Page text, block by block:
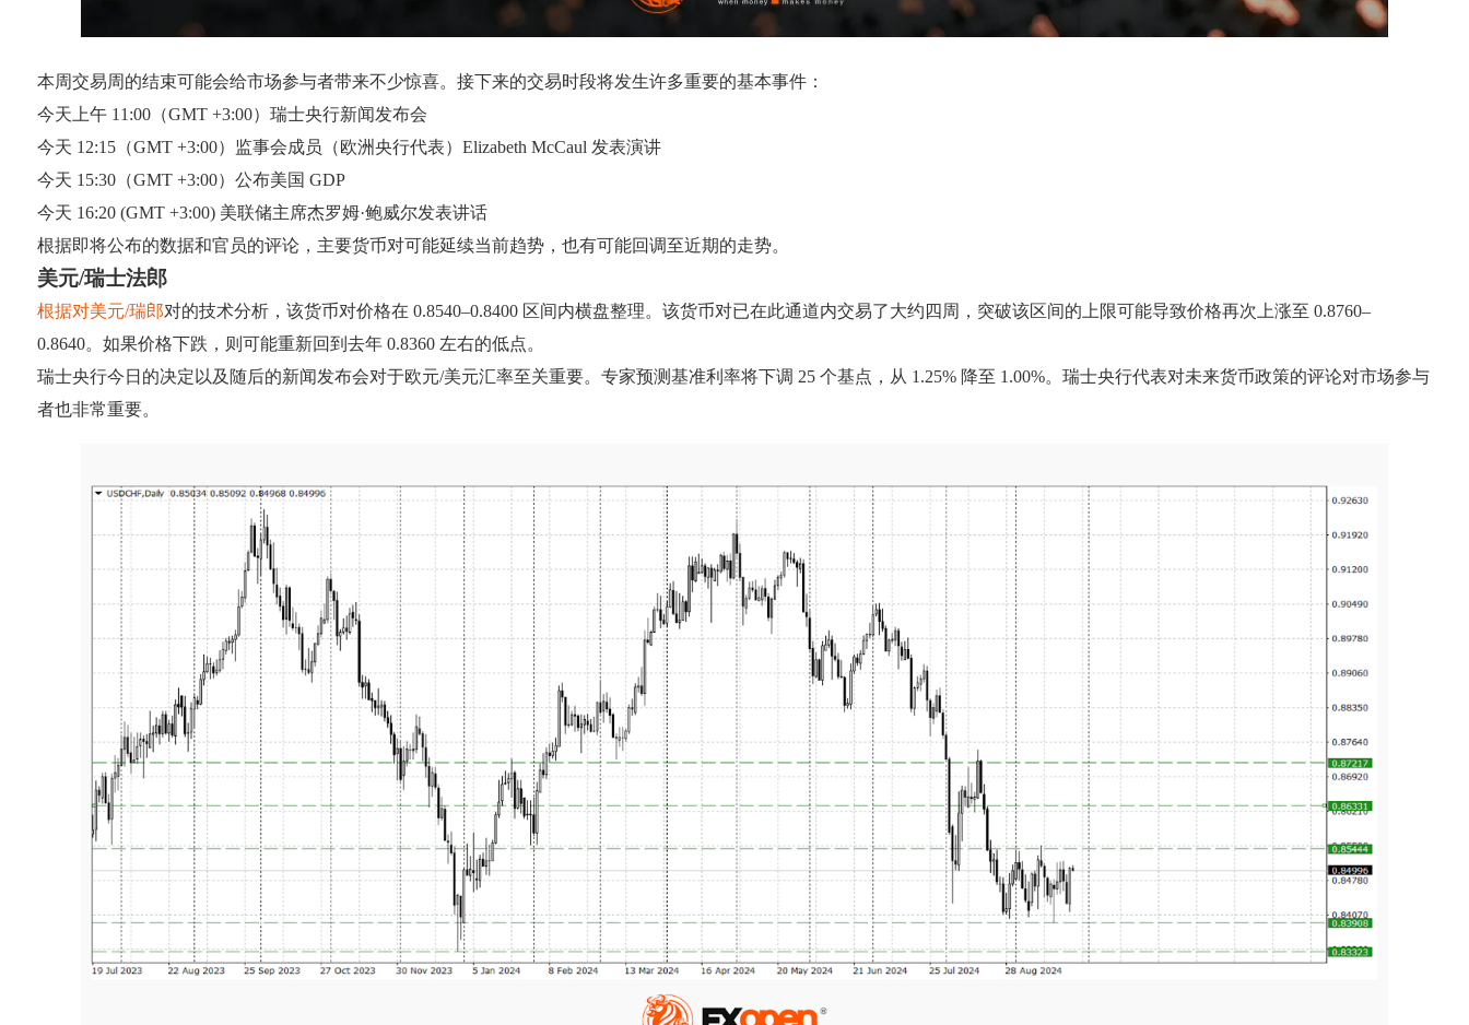
本周交易周的结束可能会给市场参与者带来不少惊喜。接下来的交易时段将发生许多重要的基本事件：
今天上午 11:00（GMT +3:00）瑞士央行新闻发布会
今天 12:15（GMT +3:00）监事会成员（欧洲央行代表）Elizabeth McCaul 发表演讲
今天 15:30（GMT +3:00）公布美国 GDP
今天 16:20 (GMT +3:00) 美联储主席杰罗姆·鲍威尔发表讲话
根据即将公布的数据和官员的评论，主要货币对可能延续当前趋势，也有可能回调至近期的走势。
美元/瑞士法郎
根据对美元/瑞郎对的技术分析，该货币对价格在 0.8540–0.8400 区间内横盘整理。该货币对已在此通道内交易了大约四周，突破该区间的上限可能导致价格再次上涨至 0.8760–
0.8640。如果价格下跌，则可能重新回到去年 0.8360 左右的低点。
瑞士央行今日的决定以及随后的新闻发布会对于欧元/美元汇率至关重要。专家预测基准利率将下调 25 个基点，从 1.25% 降至 1.00%。瑞士央行代表对未来货币政策的评论对市场参与
者也非常重要。